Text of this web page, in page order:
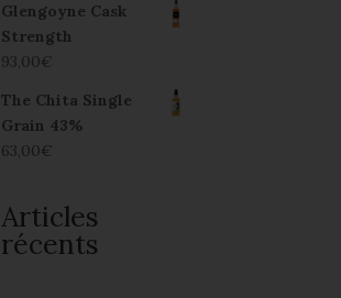
Glengoyne Cask
Strength
93,00€
The Chita Single
Grain 43%
63,00€
Articles
récents